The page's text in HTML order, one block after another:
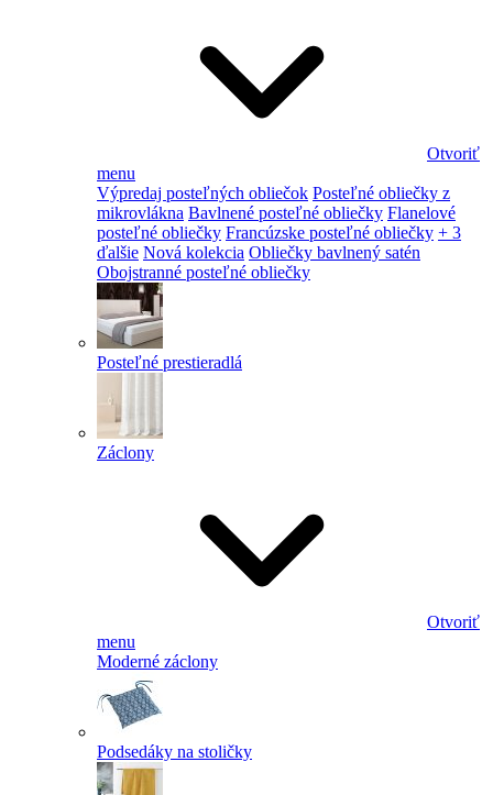
Otvoriť
menu
Výpredaj posteľných obliečok Posteľné obliečky z
mikrovlákna Bavlnené posteľné obliečky Flanelové
posteľné obliečky Francúzske posteľné obliečky + 3
ďalšie Nová kolekcia Obliečky bavlnený satén
Obojstranné posteľné obliečky
Posteľné prestieradlá
Záclony
Otvoriť
menu
Moderné záclony
Podsedáky na stoličky